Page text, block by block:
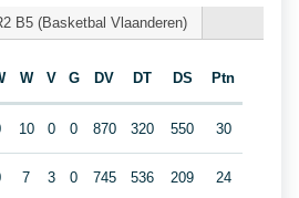
B5 (Basketbal Vlaanderen)
W V G DV DT DS Ptn
10 0 0 870 320 550 30
7 3 0 745 536 209 24